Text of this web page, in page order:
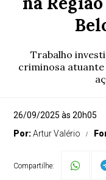
Trabalho
criminosa
26/09/2025 às 20h05
Por:Artur Valério
Compartilhe: